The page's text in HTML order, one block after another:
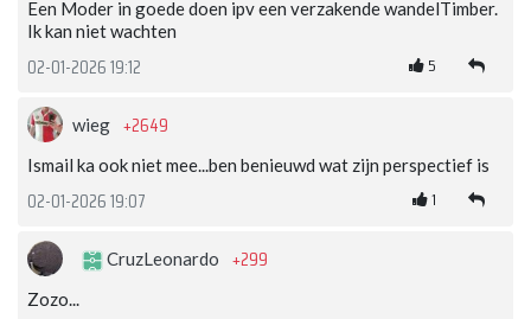
Een Moder in goede doen ipv een verzakende wandelTimber.
Ik kan niet wachten
02-01-2026 19:12 5
wieg +2649
Ismail ka ook niet mee...ben benieuwd wat zijn perspectief is
02-01-2026 19:07 1
CruzLeonardo +299
Zozo...